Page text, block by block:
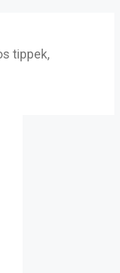
tippek,